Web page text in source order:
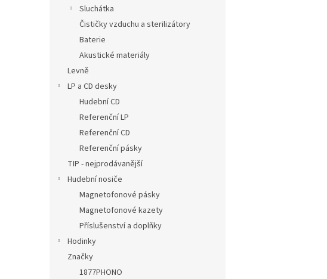
Sluchátka
Čističky vzduchu a sterilizátory
Baterie
Akustické materiály
Levně
LP a CD desky
Hudební CD
Referenční LP
Referenční CD
Referenční pásky
TIP - nejprodávanější
Hudební nosiče
Magnetofonové pásky
Magnetofonové kazety
Příslušenství a doplňky
Hodinky
Značky
1877PHONO